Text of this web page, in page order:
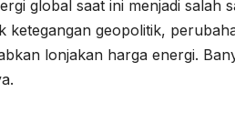
global saat ini menjadi salah
ketegangan geopolitik,
lonjakan harga energi.